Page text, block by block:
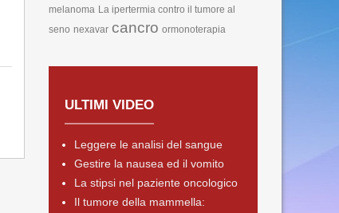
melanoma La ipertermia contro il tumore al
seno nexavar cancro ormonoterapia
ULTIMI VIDEO
Leggere le analisi del sangue
Gestire la nausea ed il vomito
La stipsi nel paziente oncologico
Il tumore della mammella: